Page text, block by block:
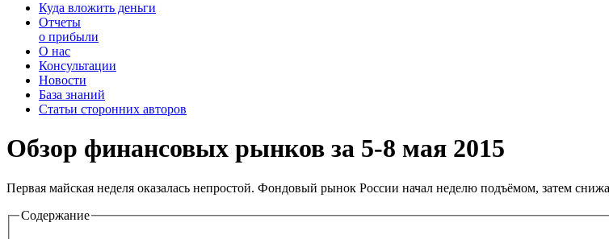
Куда вложить деньги
Отчеты
о прибыли
О нас
Консультации
Новости
База знаний
Статьи сторонних авторов
Обзор финансовых рынков за 5-8 мая 2015
Первая майская неделя оказалась непростой. Фондовый рынок России начал неделю подъёмом, затем
Содержание